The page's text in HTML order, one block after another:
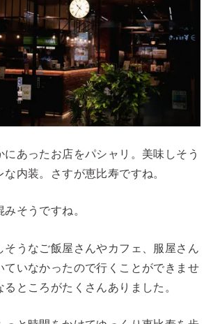
にあったお店をパシャリ。美味しそう
内装。さすが恵比寿ですね。
そうですね。
そうなご飯屋さんやカフェ、服屋さん
ていなかったので行くことができませ
ところがたくさんありました。